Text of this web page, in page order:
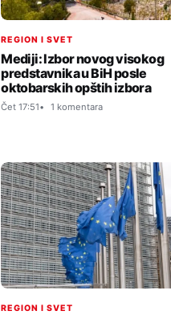
REGION I SVET
Mediji: Izbor novog visokog
predstavnika u BiH posle
oktobarskih opštih izbora
Čet 17:51 1 komentara
REGION I SVET